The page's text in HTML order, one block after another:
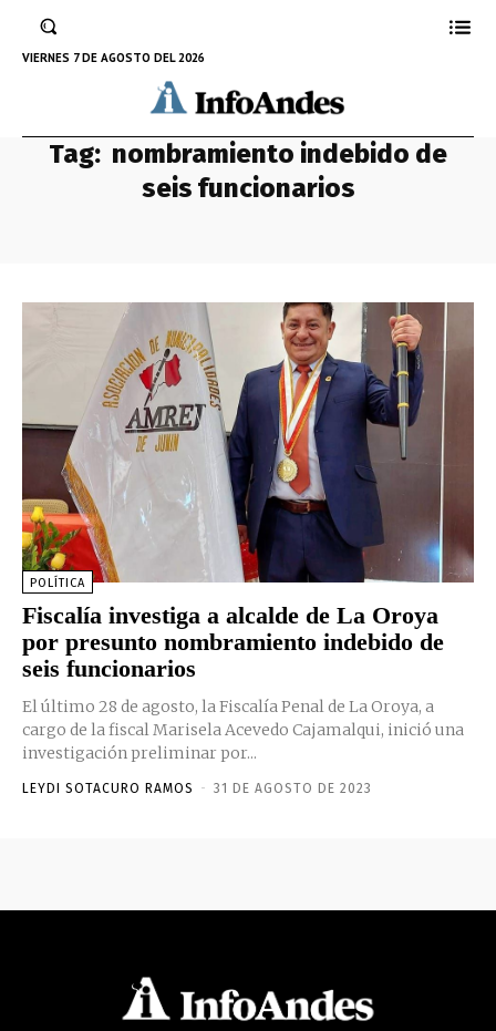
VIERNES 7 DE AGOSTO DEL 2026
Tag: nombramiento indebido de
seis funcionarios
POLÍTICA
Fiscalía investiga a alcalde de La Oroya
por presunto nombramiento indebido de
seis funcionarios
El último 28 de agosto, la Fiscalía Penal de La Oroya, a
cargo de la fiscal Marisela Acevedo Cajamalqui, inició una
investigación preliminar por...
LEYDI SOTACURO RAMOS - 31 DE AGOSTO DE 2023